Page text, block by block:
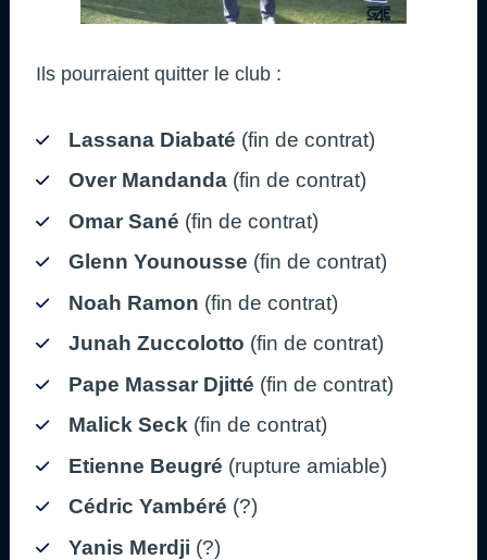
Ils pourraient quitter le club :
Lassana Diabaté (fin de contrat)
Over Mandanda (fin de contrat)
Omar Sané (fin de contrat)
Glenn Younousse (fin de contrat)
Noah Ramon (fin de contrat)
Junah Zuccolotto (fin de contrat)
Pape Massar Djitté (fin de contrat)
Malick Seck (fin de contrat)
Etienne Beugré (rupture amiable)
Cédric Yambéré (?)
Yanis Merdji (?)